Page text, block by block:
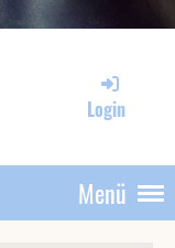
Login
Menü